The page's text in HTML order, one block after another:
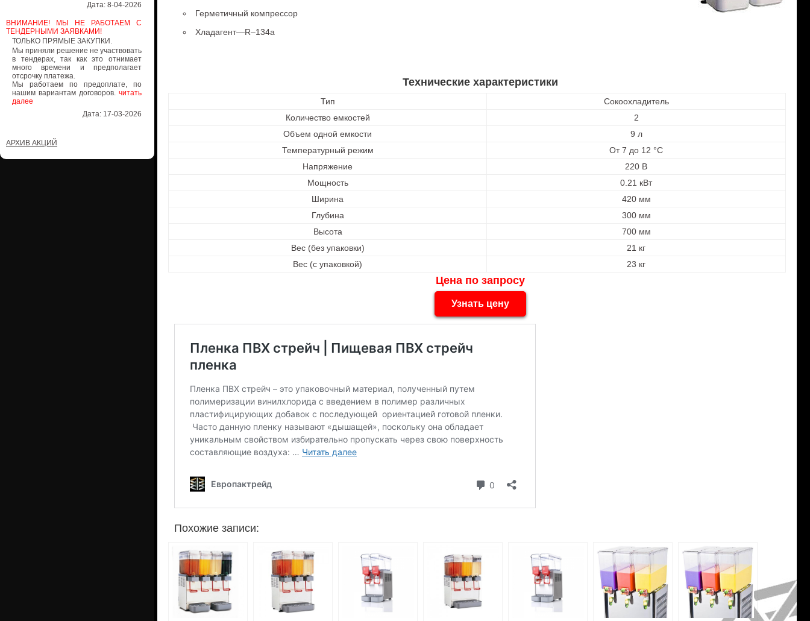
Дата: 8-04-2026
ВНИМАНИЕ! МЫ НЕ РАБОТАЕМ С
ТЕНДЕРНЫМИ ЗАЯВКАМИ!
ТОЛЬКО ПРЯМЫЕ ЗАКУПКИ.
Мы приняли решение не участвовать
в тендерах, так как это отнимает
много времени и предполагает
отсрочку платежа.
Мы работаем по предоплате, по
нашим вариантам договоров. читать
далее
Дата: 17-03-2026
АРХИВ АКЦИЙ
Герметичный компрессор
Хладагент—R–134a
Технические характеристики
Тип
Сокоохладитель
Количество емкостей
2
Объем одной емкости
9 л
Температурный режим
От 7 до 12 °C
Напряжение
220 В
Мощность
0.21 кВт
Ширина
420 мм
Глубина
300 мм
Высота
700 мм
Вес (без упаковки)
21 кг
Вес (с упаковкой)
23 кг
Цена по запросу
Узнать цену
Похожие записи: